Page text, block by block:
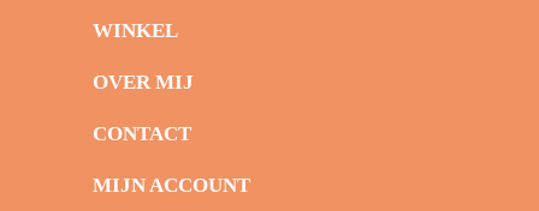
WINKEL
OVER MIJ
CONTACT
MIJN ACCOUNT